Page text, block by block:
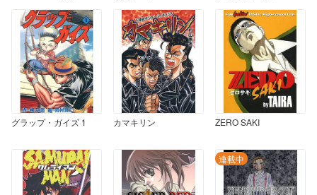
グラップ・ガイズ 1 カマキリン ZERO SAKI
連載中